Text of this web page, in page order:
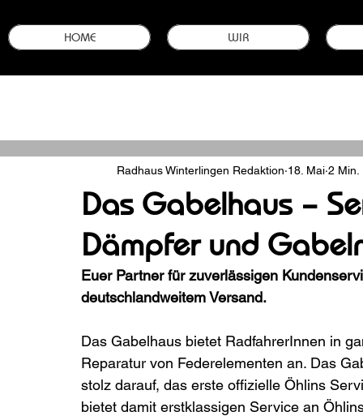
HOME WIR
Bike-Neuheiten & -Modelle Garantie sichern
Das Gabelhaus –
Dämpfer und
Radhaus Winterlingen Redaktion 18. Mai 2 Min.
Euer Partner für zuverlässigen
deutschlandweitem Versand.
Das Gabelhaus bietet RadfahrerInnen in
Reparatur von Federelementen an. Das
stolz darauf, das erste offizielle Öhlins
bietet damit erstklassigen Service an